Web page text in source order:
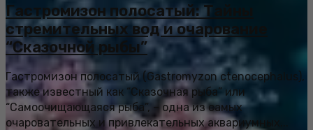
Гастромизон полосатый: Тайны
стремительных вод и очарование
“Сказочной рыбы”
Гастромизон полосатый (Gastromyzon ctenocephalus),
также известный как “Сказочная рыба” или
“Самоочищающаяся рыба”, – одна из самых
очаровательных и привлекательных аквариумных...